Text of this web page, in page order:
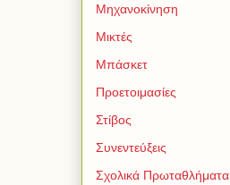
Μηχανοκίνηση
Μικτές
Μπάσκετ
Προετοιμασίες
Στίβος
Συνεντεύξεις
Σχολικά Πρωταθλήματα